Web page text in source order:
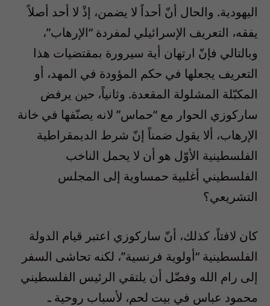
اليهودية. والحال أنّ أحداً لا يضمن، إذْ لا أحد أصلاً
يفقه، التعريف الإسرائيلي لمفردة “الإرهاب”،
وبالتالي فإنّ ارتهان أية سيرورة بمقتضيات هذا
التعريف يجعلها في حكم المؤودة في المهد، أو
المكبّلة المشلولة المقعدة. وثانياً، حين يرفض
ساركوزي الحوار مع “حماس” لانه يصنّفها في خانة
الإرهاب، ألا يقول ضمناً إنّ شرط الديمقراطية
الفلسطينية الأوّل هو أن لا يحمل الناخب
الفلسطيني أغلبية حمساوية إلى المجلس
التشريعي؟
كان لافتاً، كذلك، أنّ ساركوزي اعتبر قيام الدولة
الفلسطينية “أولوية فرنسية”، لكنه تحاشى السفر
إلى رام الله وفضّل أن يلتقي الرئيس الفلسطيني
محمود عباس في بيت لحم، لأسباب روحية ـ